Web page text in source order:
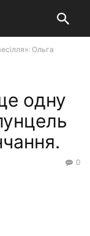
Ольга
одну
0